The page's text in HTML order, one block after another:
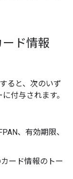
ド情報
ると、次のいず
付与されます。
、有効期限、
ード情報のトー